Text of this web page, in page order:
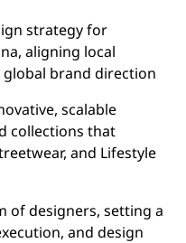
strategy for
aligning local
brand direction
scalable
collections that
and Lifestyle
of designers, setting a
and design